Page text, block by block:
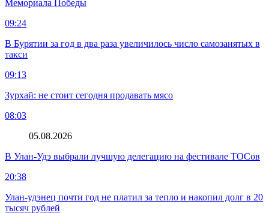
Мемориала Победы
09:24
В Бурятии за год в два раза увеличилось число самозанятых в
такси
09:13
Зурхай: не стоит сегодня продавать мясо
08:03
05.08.2026
В Улан-Удэ выбрали лучшую делегацию на фестивале ТОСов
20:38
Улан-удэнец почти год не платил за тепло и накопил долг в 20
тысяч рублей